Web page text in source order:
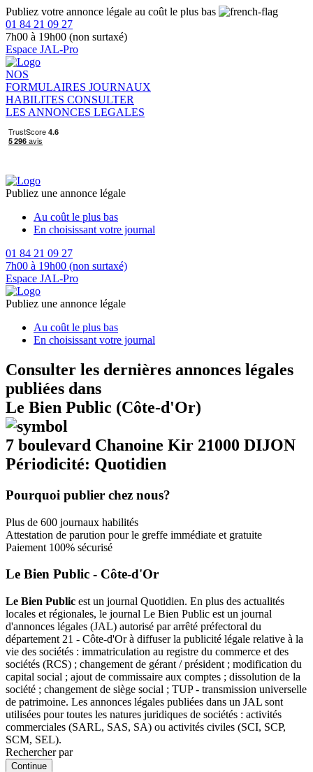
Publiez votre annonce légale au coût le plus bas
01 84 21 09 27
7h00 à 19h00 (non surtaxé)
Espace JAL-Pro
NOS
FORMULAIRES JOURNAUX
HABILITES CONSULTER
LES ANNONCES LEGALES
Publiez une annonce légale
Au coût le plus bas
En choisissant votre journal
01 84 21 09 27
7h00 à 19h00 (non surtaxé)
Espace JAL-Pro
Publiez une annonce légale
Au coût le plus bas
En choisissant votre journal
Consulter les dernières annonces légales
publiées dans
Le Bien Public (Côte-d'Or)
7 boulevard Chanoine Kir 21000 DIJON
Périodicité: Quotidien
Pourquoi publier chez nous?
Plus de 600 journaux habilités
Attestation de parution pour le greffe immédiate et gratuite
Paiement 100% sécurisé
Le Bien Public - Côte-d'Or
Le Bien Public est un journal Quotidien. En plus des actualités
locales et régionales, le journal Le Bien Public est un journal
d'annonces légales (JAL) autorisé par arrêté préfectoral du
département 21 - Côte-d'Or à diffuser la publicité légale relative à la
vie des sociétés : immatriculation au registre du commerce et des
sociétés (RCS) ; changement de gérant / président ; modification du
capital social ; ajout de commissaire aux comptes ; dissolution de la
société ; changement de siège social ; TUP - transmission universelle
de patrimoine. Les annonces légales publiées dans un JAL sont
utilisées pour toutes les natures juridiques de sociétés : activités
commerciales (SARL, SAS, SA) ou activités civiles (SCI, SCP,
SCM, SEL).
Rechercher par
Continue